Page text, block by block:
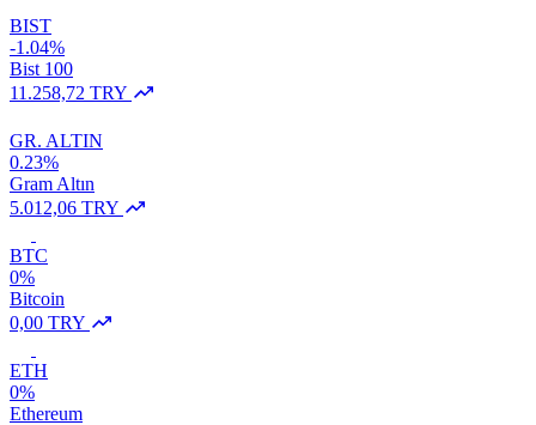
BIST
-1.04%
Bist 100
11.258,72 TRY
GR. ALTIN
0.23%
Gram Altın
5.012,06 TRY
BTC
0%
Bitcoin
0,00 TRY
ETH
0%
Ethereum